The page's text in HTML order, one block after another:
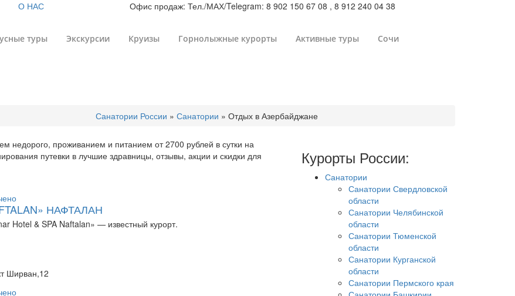
О НАС Офис продаж: Тел./МАХ/Telegram: 8 902 150 67 08 , 8 912 240 04 38
туры Экскурсии Круизы Горнолыжные курорты Активные туры Сочи
Санатории России » Санатории » Отдых в Азербайджане
недорого, проживанием и питанием от 2700 рублей в сутки на
путевки в лучшие здравницы, отзывы, акции и скидки для
НАФТАЛАН
Hotel & SPA Naftalan» — известный курорт.
Ширван,12
Курорты России:
Санатории
Санатории Свердловской
области
Санатории Челябинской
области
Санатории Тюменской
области
Санатории Курганской
области
Санатории Пермского края